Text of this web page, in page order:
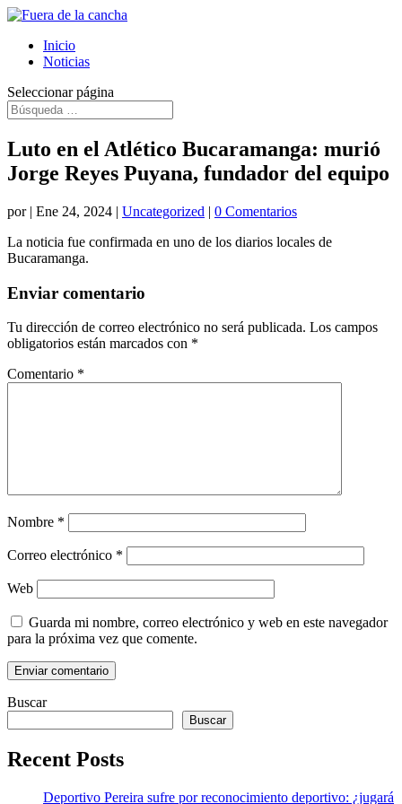
Inicio
Noticias
Seleccionar página
Luto en el Atlético Bucaramanga: murió
Jorge Reyes Puyana, fundador del equipo
por | Ene 24, 2024 | Uncategorized | 0 Comentarios
La noticia fue confirmada en uno de los diarios locales de
Bucaramanga.
Enviar comentario
Tu dirección de correo electrónico no será publicada. Los campos
obligatorios están marcados con *
Comentario *
Nombre *
Correo electrónico *
Web
Guarda mi nombre, correo electrónico y web en este navegador
para la próxima vez que comente.
Buscar
Buscar
Recent Posts
Deportivo Pereira sufre por reconocimiento deportivo: ¿jugará